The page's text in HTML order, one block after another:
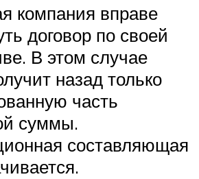
компания вправе
договор по своей
В этом случае
назад только
часть
суммы.
составляющая